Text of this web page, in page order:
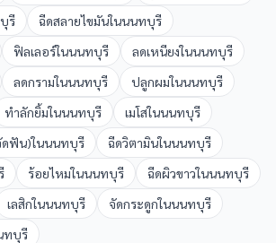
รี ฉีดสลายไขมันในนนทบุรี
ฟิลเลอร์ในนนทบุรี ลดเหนียงในนนทบุรี
ลดกรามในนนทบุรี ปลูกผมในนนทบุรี
ทำลักยิ้มในนนทบุรี เมโสในนนทบุรี
ดฟัน)ในนนทบุรี ฉีดวิตามินในนนทบุรี
ร้อยไหมในนนทบุรี ฉีดผิวขาวในนนทบุรี
เลสิกในนนทบุรี จัดกระดูกในนนทบุรี
ทบุรี